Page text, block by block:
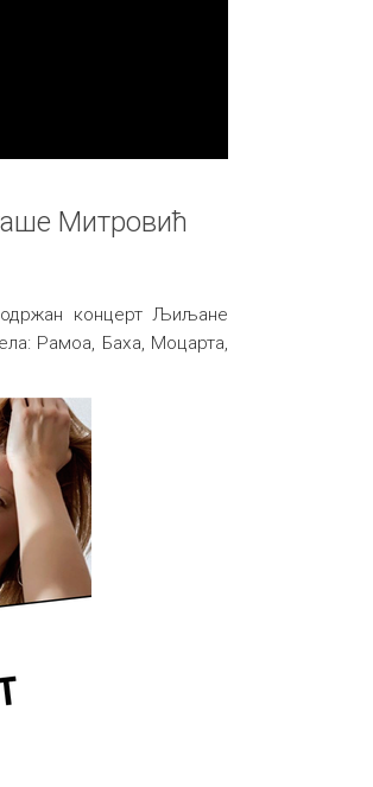
Митровић
концерт Љиљане
Рамоа, Баха, Моцарта,